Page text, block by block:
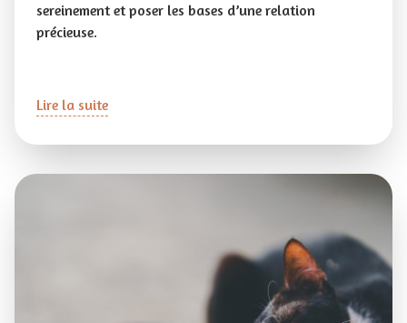
sereinement et poser les bases d’une relation
précieuse.
Lire la suite